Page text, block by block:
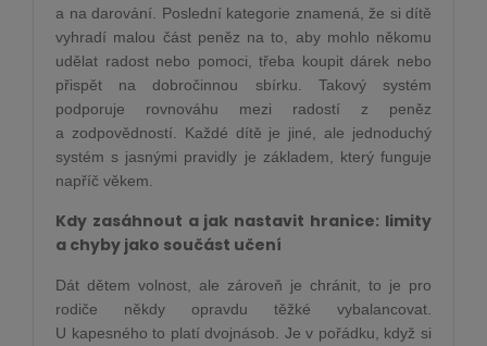
a na darování. Poslední kategorie znamená, že si dítě
vyhradí malou část peněz na to, aby mohlo někomu
udělat radost nebo pomoci, třeba koupit dárek nebo
přispět na dobročinnou sbírku. Takový systém
podporuje rovnováhu mezi radostí z peněz
a zodpovědností. Každé dítě je jiné, ale jednoduchý
systém s jasnými pravidly je základem, který funguje
napříč věkem.
Kdy zasáhnout a jak nastavit hranice: limity
a chyby jako součást učení
Dát dětem volnost, ale zároveň je chránit, to je pro
rodiče někdy opravdu těžké vybalancovat.
U kapesného to platí dvojnásob. Je v pořádku, když si